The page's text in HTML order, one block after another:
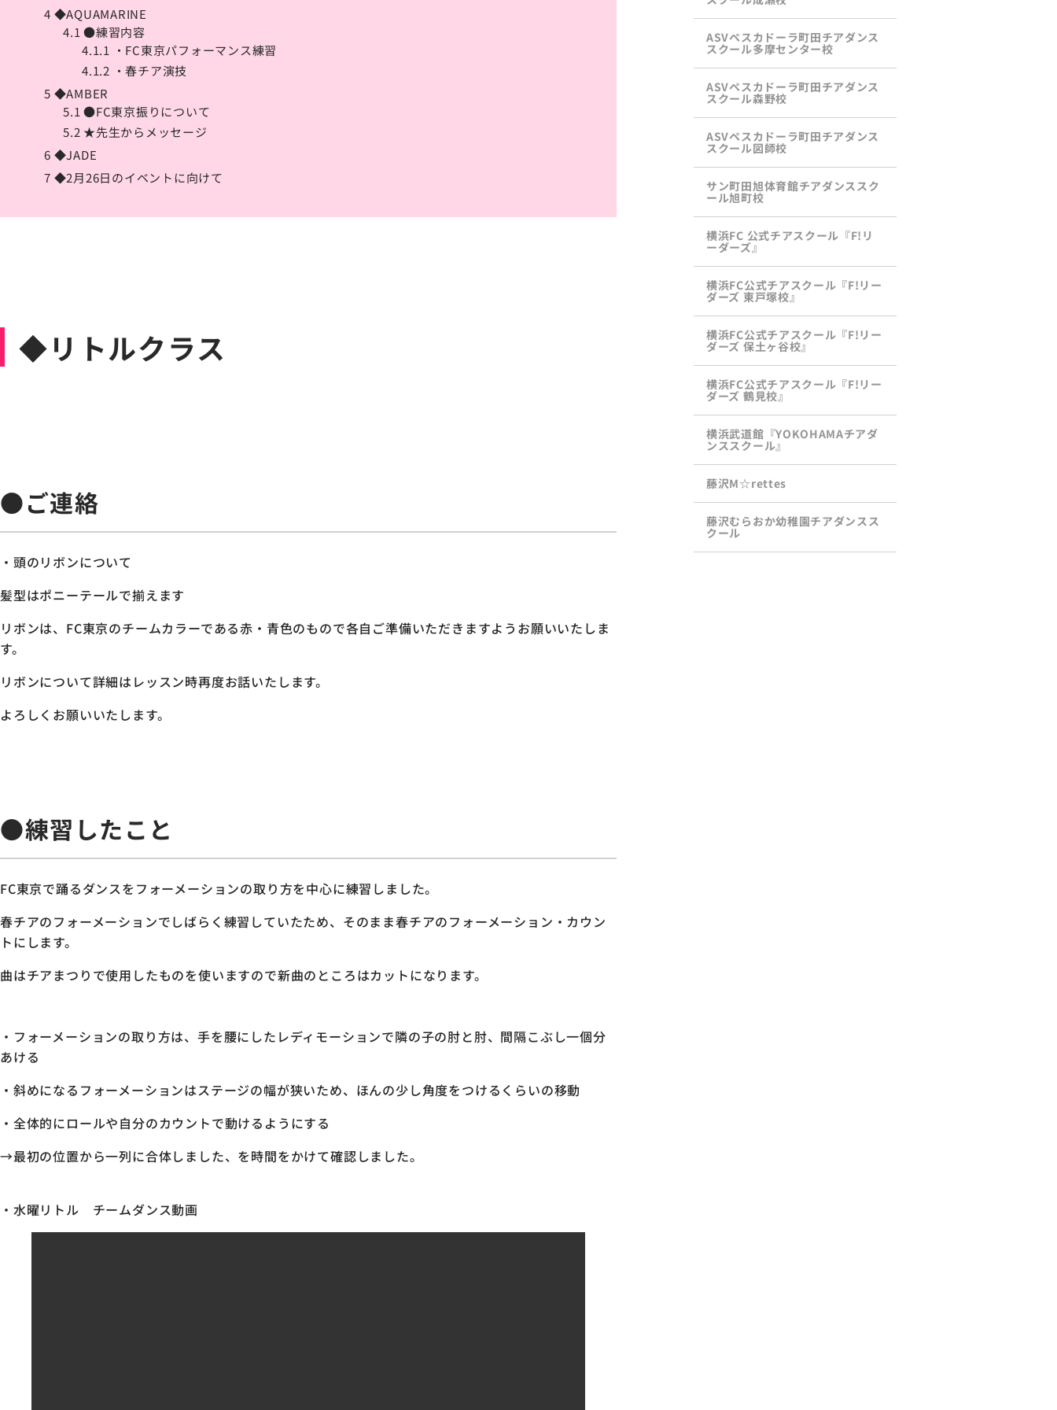
ASVペスカドーラ町田チアダンス
スクール多摩センター校
ASVペスカドーラ町田チアダンス
スクール森野校
ASVペスカドーラ町田チアダンス
スクール図師校
サン町田旭体育館チアダンススク
ール旭町校
横浜FC 公式チアスクール『F!リ
ーダーズ』
横浜FC公式チアスクール『F!リー
ダーズ 東戸塚校』
横浜FC公式チアスクール『F!リー
ダーズ 保土ヶ谷校』
横浜FC公式チアスクール『F!リー
ダーズ 鶴見校』
横浜武道館『YOKOHAMAチアダ
ンススクール』
藤沢M☆rettes
藤沢むらおか幼稚園チアダンスス
クール
4 ◆AQUAMARINE
4.1 ●練習内容
4.1.1 ・FC東京パフォーマンス練習
4.1.2 ・春チア演技
5 ◆AMBER
5.1 ●FC東京振りについて
5.2 ★先生からメッセージ
6 ◆JADE
7 ◆2月26日のイベントに向けて
◆リトルクラス
●ご連絡
・頭のリボンについて
髪型はポニーテールで揃えます
リボンは、FC東京のチームカラーである赤・青色のもので各自ご準備いただきますようお願いいたしま
す。
リボンについて詳細はレッスン時再度お話いたします。
よろしくお願いいたします。
●練習したこと
FC東京で踊るダンスをフォーメーションの取り方を中心に練習しました。
春チアのフォーメーションでしばらく練習していたため、そのまま春チアのフォーメーション・カウン
トにします。
曲はチアまつりで使用したものを使いますので新曲のところはカットになります。
・フォーメーションの取り方は、手を腰にしたレディモーションで隣の子の肘と肘、間隔こぶし一個分
あける
・斜めになるフォーメーションはステージの幅が狭いため、ほんの少し角度をつけるくらいの移動
・全体的にロールや自分のカウントで動けるようにする
→最初の位置から一列に合体しました、を時間をかけて確認しました。
・水曜リトル チームダンス動画